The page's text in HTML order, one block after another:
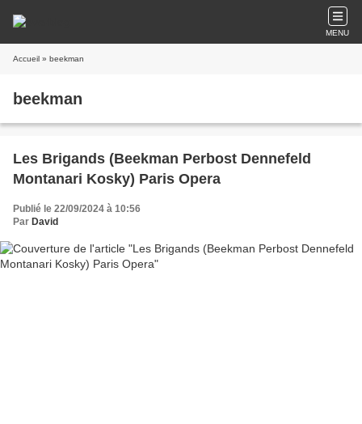
MENU
Accueil » beekman
beekman
Les Brigands (Beekman Perbost Dennefeld
Montanari Kosky) Paris Opera
Publié le 22/09/2024 à 10:56
Par David